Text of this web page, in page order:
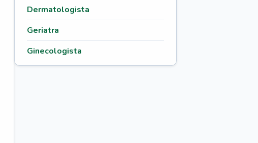
Dermatologista
Geriatra
Ginecologista